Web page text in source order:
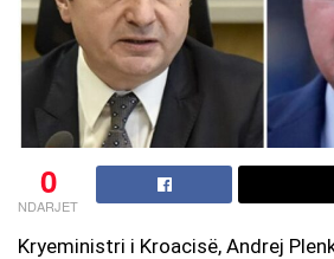
0
NDARJET
Kryeministri i Kroacisë, Andrej